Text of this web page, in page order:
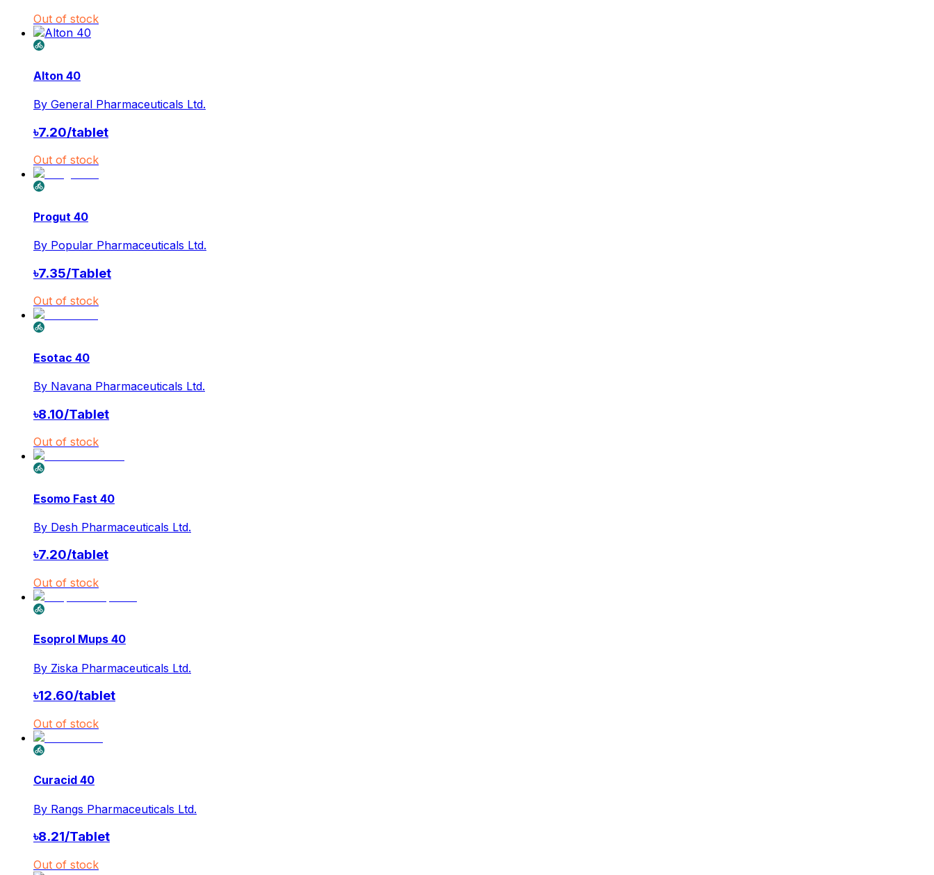
Out of stock
Alton 40
By General Pharmaceuticals Ltd.
৳7.20/tablet
Out of stock
Progut 40
By Popular Pharmaceuticals Ltd.
৳7.35/Tablet
Out of stock
Esotac 40
By Navana Pharmaceuticals Ltd.
৳8.10/Tablet
Out of stock
Esomo Fast 40
By Desh Pharmaceuticals Ltd.
৳7.20/tablet
Out of stock
Esoprol Mups 40
By Ziska Pharmaceuticals Ltd.
৳12.60/tablet
Out of stock
Curacid 40
By Rangs Pharmaceuticals Ltd.
৳8.21/Tablet
Out of stock